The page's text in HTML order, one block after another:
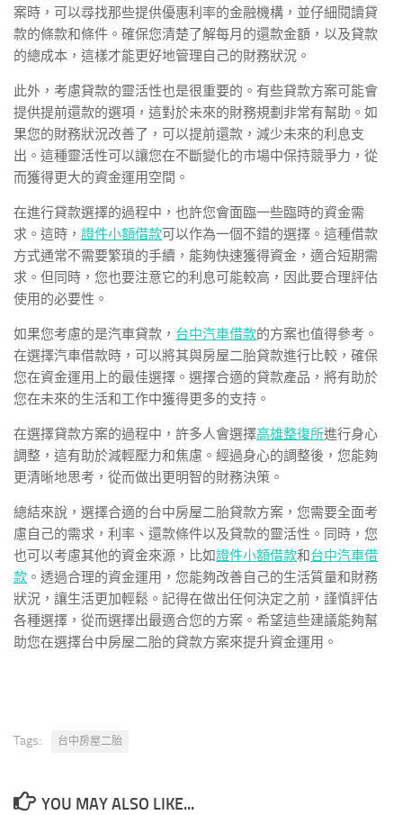
案時，可以尋找那些提供優惠利率的金融機構，並仔細閱讀貸
款的條款和條件。確保您清楚了解每月的還款金額，以及貸款
的總成本，這樣才能更好地管理自己的財務狀況。
此外，考慮貸款的靈活性也是很重要的。有些貸款方案可能會
提供提前還款的選項，這對於未來的財務規劃非常有幫助。如
果您的財務狀況改善了，可以提前還款，減少未來的利息支
出。這種靈活性可以讓您在不斷變化的市場中保持競爭力，從
而獲得更大的資金運用空間。
在進行貸款選擇的過程中，也許您會面臨一些臨時的資金需
求。這時， 證件小額借款可以作為一個不錯的選擇。這種借款
方式通常不需要繁瑣的手續，能夠快速獲得資金，適合短期需
求。但同時，您也要注意它的利息可能較高，因此要合理評估
使用的必要性。
如果您考慮的是汽車貸款， 台中汽車借款的方案也值得參考。
在選擇汽車借款時，可以將其與房屋二胎貸款進行比較，確保
您在資金運用上的最佳選擇。選擇合適的貸款產品，將有助於
您在未來的生活和工作中獲得更多的支持。
在選擇貸款方案的過程中，許多人會選擇高雄整復所進行身心
調整，這有助於減輕壓力和焦慮。經過身心的調整後，您能夠
更清晰地思考，從而做出更明智的財務決策。
總結來說，選擇合適的台中房屋二胎貸款方案，您需要全面考
慮自己的需求，利率、還款條件以及貸款的靈活性。同時，您
也可以考慮其他的資金來源，比如證件小額借款和台中汽車借
款 。透過合理的資金運用，您能夠改善自己的生活質量和財務
狀況，讓生活更加輕鬆。記得在做出任何決定之前，謹慎評估
各種選擇，從而選擇出最適合您的方案。希望這些建議能夠幫
助您在選擇台中房屋二胎的貸款方案來提升資金運用。
Tags: 台中房屋二胎
YOU MAY ALSO LIKE...